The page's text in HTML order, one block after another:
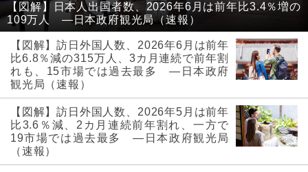
【図解】日本人出国者数、2026年6月は前年比3.4％増の
109万人 ―日本政府観光局（速報）
【図解】訪日外国人数、2026年6月は前年
比6.8％減の315万人、3カ月連続で前年割
れも、15市場では過去最多 ―日本政府
観光局（速報）
【図解】訪日外国人数、2026年5月は前年
比3.6％減、2カ月連続前年割れ、一方で
19市場では過去最多 ―日本政府観光局
（速報）